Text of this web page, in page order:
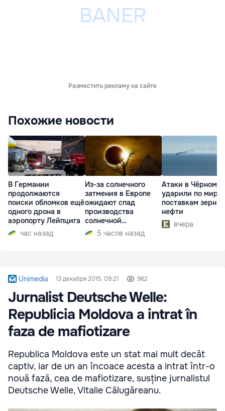
Разместить рекламу на сайте
Похожие новости
В Германии
продолжаются
поиски обломков ещё
одного дрона в
аэропорту Лейпцига
час назад
Из-за солнечного
затмения в Европе
ожидают спад
производства
солнечной
электроэнергии
5 часов назад
Атаки в Чёрном
ударили по
поставкам зерна
нефти
вчера
Unimedia 13 декабря 2015, 09:21 962
Jurnalist Deutsche Welle:
Republicia Moldova a intrat în
faza de mafiotizare
Republica Moldova este un stat mai mult decât
captiv, iar de un an încoace acesta a intrat într-o
nouă fază, cea de mafiotizare, susține jurnalistul
Deutsche Welle, Vitalie Călugăreanu.